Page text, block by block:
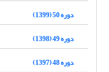
دوره 50 (1399)
دوره 49 (1398)
دوره 48 (1397)